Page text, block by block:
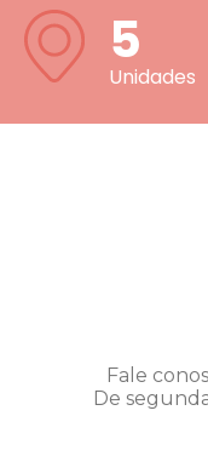
5
Unidades
Fale
De